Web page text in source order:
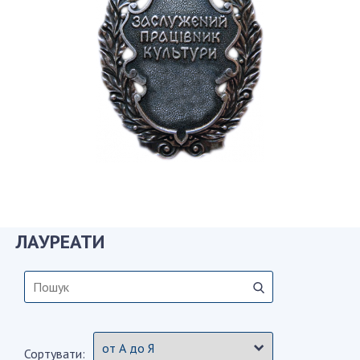
СТРУКТУРА
Президія НАН України
Апарат Президії
Секція фізико-технічних і математичних
Ради, комітети та комісії
Наукові центри МОН та НАН України
Громадські організації
ЛАУРЕАТИ
Сортувати: